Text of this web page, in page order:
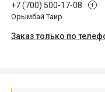
+7 (700) 500-17-08
Орымбай Таир
Заказ только по